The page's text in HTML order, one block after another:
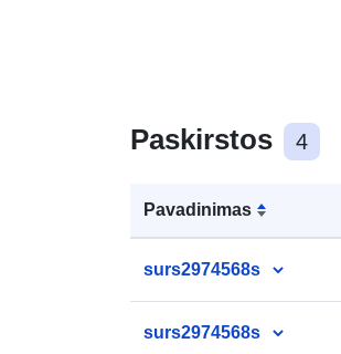
Paskirstos 4
Pavadinimas
surs2974568s
surs2974568s